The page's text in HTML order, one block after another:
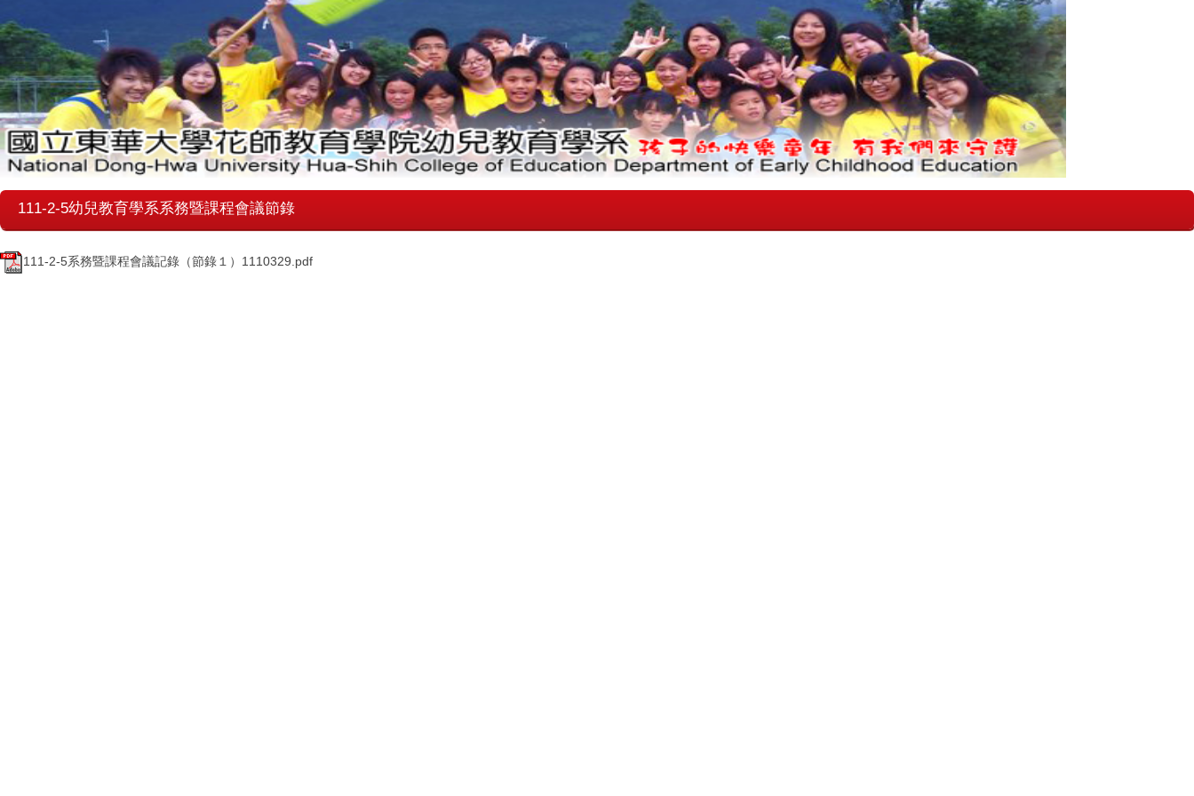
111-2-5幼兒教育學系系務暨課程會議節錄
111-2-5系務暨課程會議記錄（節錄１）1110329.pdf